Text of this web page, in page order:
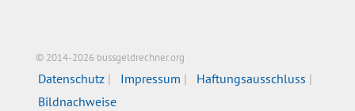
© 2014-2026 bussgeldrechner.org
Datenschutz Impressum
Haftungsausschluss
Bildnachweise